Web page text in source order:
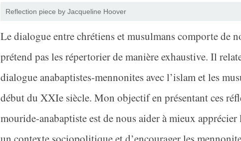
Reflection piece by Jacqueline Hoover
Le dialogue entre chrétiens et musulmans comporte de
prétend pas les répertorier de manière exhaustive. Il
dialogue anabaptistes-mennonites avec l’islam et les
début du XXIe siècle. Mon objectif en présentant ces
mouride-anabaptiste est de nous aider à mieux